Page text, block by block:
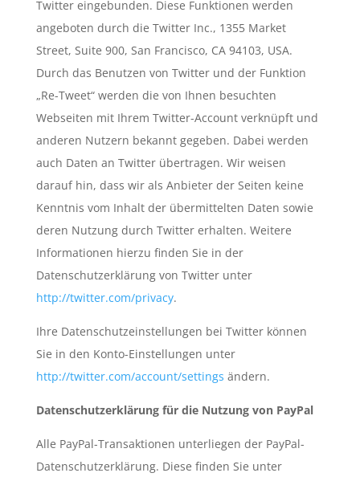
Twitter eingebunden. Diese Funktionen werden
angeboten durch die Twitter Inc., 1355 Market
Street, Suite 900, San Francisco, CA 94103, USA.
Durch das Benutzen von Twitter und der Funktion
„Re-Tweet“ werden die von Ihnen besuchten
Webseiten mit Ihrem Twitter-Account verknüpft und
anderen Nutzern bekannt gegeben. Dabei werden
auch Daten an Twitter übertragen. Wir weisen
darauf hin, dass wir als Anbieter der Seiten keine
Kenntnis vom Inhalt der übermittelten Daten sowie
deren Nutzung durch Twitter erhalten. Weitere
Informationen hierzu finden Sie in der
Datenschutzerklärung von Twitter unter
http://twitter.com/privacy.
Ihre Datenschutzeinstellungen bei Twitter können
Sie in den Konto-Einstellungen unter
http://twitter.com/account/settings ändern.
Datenschutzerklärung für die Nutzung von PayPal
Alle PayPal-Transaktionen unterliegen der PayPal-
Datenschutzerklärung. Diese finden Sie unter